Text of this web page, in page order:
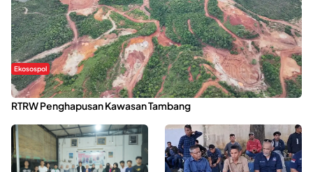
Ekosospol
Kabaena Menanti Kepastian Pemulihan Lingkungan Usai Revisi
RTRW Penghapusan Kawasan Tambang